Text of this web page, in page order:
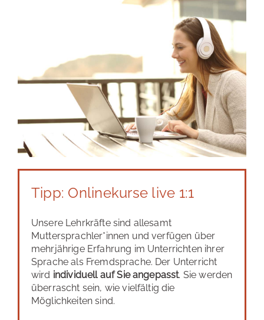
Tipp: Onlinekurse live 1:1
Unsere Lehrkräfte sind allesamt
Muttersprachler*innen und verfügen über
mehrjährige Erfahrung im Unterrichten ihrer
Sprache als Fremdsprache. Der Unterricht
wird individuell auf Sie angepasst. Sie werden
überrascht sein, wie vielfältig die
Möglichkeiten sind.